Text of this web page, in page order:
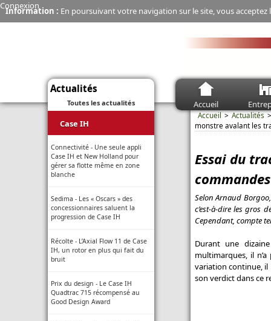
Information : En poursuivant votre navigation sur le site, vous
Connexion
Accueil
Actualités
Toutes les actualités
Case IH
Connectivité - Une seule appli
Case IH et New Holland pour
gérer sa flotte même en zone
blanche
Sedima - Les « Oscars » des
concessionnaires saluent la
progression de Case IH
Récolte - L’Axial Flow 11 de Case
IH, un rotor en plus qui fait du
bruit
Prix du design - Le Case IH
Quadtrac 715 récompensé au
Good Design Award
Accueil
Actualités
monstre avalant les
Essai du
Selon Arnaud
c’est-à-dire les gros
Cependant, compte
Durant une
multimarques, il
variation continue, il
son verdict dans ce